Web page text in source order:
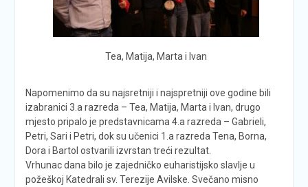
Tea, Matija, Marta i Ivan
Napomenimo da su najsretniji i najspretniji ove godine bili
izabranici 3.a razreda – Tea, Matija, Marta i Ivan, drugo
mjesto pripalo je predstavnicama 4.a razreda – Gabrieli,
Petri, Sari i Petri, dok su učenici 1.a razreda Tena, Borna,
Dora i Bartol ostvarili izvrstan treći rezultat.
Vrhunac dana bilo je zajedničko euharistijsko slavlje u
požeškoj Katedrali sv. Terezije Avilske. Svečano misno